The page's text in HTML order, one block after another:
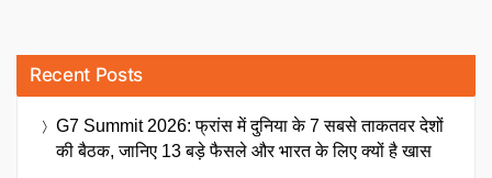
Recent Posts
G7 Summit 2026: फ्रांस में दुनिया के 7 सबसे ताकतवर देशों
की बैठक, जानिए 13 बड़े फैसले और भारत के लिए क्यों है खास